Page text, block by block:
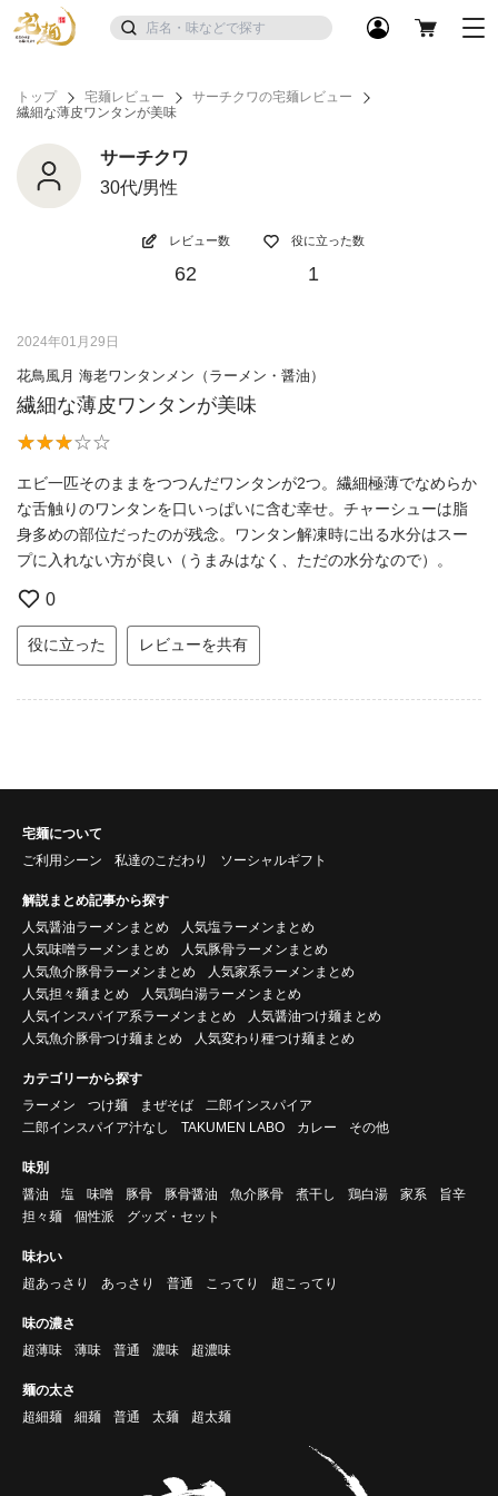
トップ 宅麺レビュー
サーチクワの宅麺レビュー
繊細な薄皮ワンタンが美味
サーチクワ
30代/男性
レビュー数
62
役に立った数
1
2024年01月29日
花鳥風月 海老ワンタンメン（ラーメン・醤油）
繊細な薄皮ワンタンが美味
エビ一匹そのままをつつんだワンタンが2つ。繊細極薄でなめらか
な舌触りのワンタンを口いっぱいに含む幸せ。チャーシューは脂
身多めの部位だったのが残念。ワンタン解凍時に出る水分はスー
プに入れない方が良い（うまみはなく、ただの水分なので）。
0
役に立った レビューを共有
宅麺について
ご利用シーン
私達のこだわり ソーシャルギフト
解説まとめ記事から探す
人気醤油ラーメンまとめ
人気塩ラーメンまとめ
人気味噌ラーメンまとめ
人気豚骨ラーメンまとめ
人気魚介豚骨ラーメンまとめ
人気家系ラーメンまとめ
人気担々麺まとめ
人気鶏白湯ラーメンまとめ
人気インスパイア系ラーメンまとめ
人気醤油つけ麺まとめ
人気魚介豚骨つけ麺まとめ
人気変わり種つけ麺まとめ
カテゴリーから探す
ラーメン
つけ麺 まぜそば
二郎インスパイア
二郎インスパイア汁なし
TAKUMEN LABO カレー その他
味別
醤油
塩 味噌 豚骨 豚骨醤油 魚介豚骨 煮干し 鶏白湯 家系
旨辛
担々麺
個性派 グッズ・セット
味わい
超あっさり
あっさり 普通 こってり 超こってり
味の濃さ
超薄味
薄味 普通 濃味 超濃味
麺の太さ
超細麺
細麺 普通 太麺 超太麺